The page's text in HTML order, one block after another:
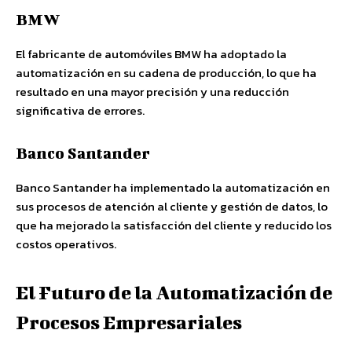
BMW
El fabricante de automóviles BMW ha adoptado la
automatización en su cadena de producción, lo que ha
resultado en una mayor precisión y una reducción
significativa de errores.
Banco Santander
Banco Santander ha implementado la automatización en
sus procesos de atención al cliente y gestión de datos, lo
que ha mejorado la satisfacción del cliente y reducido los
costos operativos.
El Futuro de la Automatización de
Procesos Empresariales